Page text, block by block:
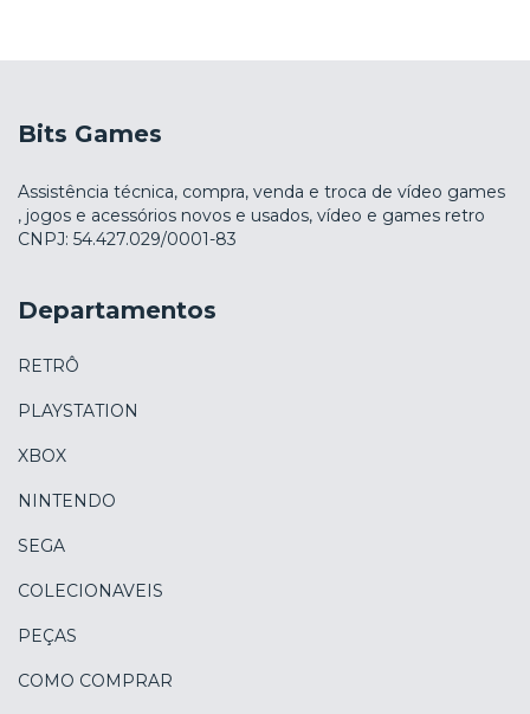
Bits Games
Assistência técnica, compra, venda e troca de vídeo games
, jogos e acessórios novos e usados, vídeo e games retro
CNPJ: 54.427.029/0001-83
Departamentos
RETRÔ
PLAYSTATION
XBOX
NINTENDO
SEGA
COLECIONAVEIS
PEÇAS
COMO COMPRAR